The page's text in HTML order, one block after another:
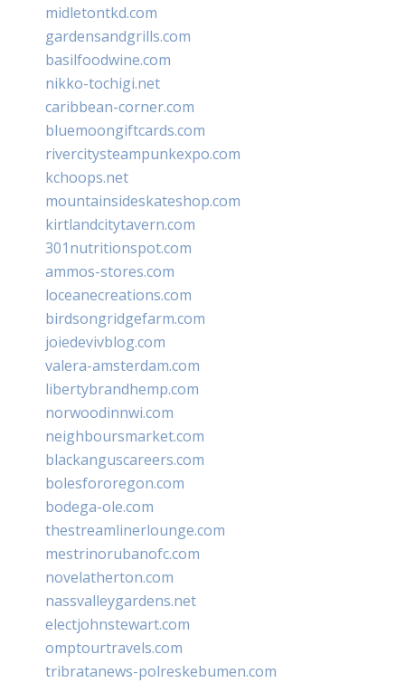
midletontkd.com
gardensandgrills.com
basilfoodwine.com
nikko-tochigi.net
caribbean-corner.com
bluemoongiftcards.com
rivercitysteampunkexpo.com
kchoops.net
mountainsideskateshop.com
kirtlandcitytavern.com
301nutritionspot.com
ammos-stores.com
loceanecreations.com
birdsongridgefarm.com
joiedevivblog.com
valera-amsterdam.com
libertybrandhemp.com
norwoodinnwi.com
neighboursmarket.com
blackanguscareers.com
bolesfororegon.com
bodega-ole.com
thestreamlinerlounge.com
mestrinorubanofc.com
novelatherton.com
nassvalleygardens.net
electjohnstewart.com
omptourtravels.com
tribratanews-polreskebumen.com